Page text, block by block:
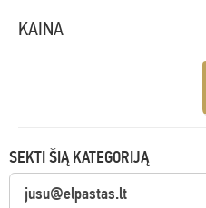
KAINA
SEKTI ŠIĄ KATEGORIJĄ